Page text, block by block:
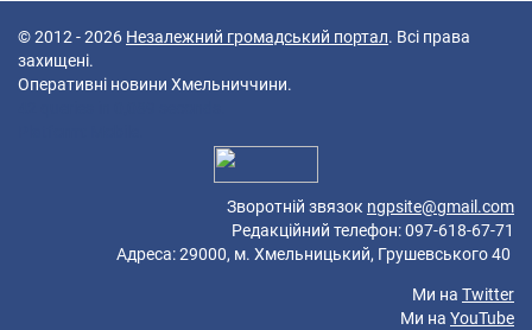
© 2012 - 2026 Незалежний громадський портал. Всі права
захищені.
Оперативні новини Хмельниччини.
Зворотній звязок ngpsite@gmail.com
Редакційний телефон: 097-618-67-71
Адреса: 29000, м. Хмельницький, Грушевського 40
Ми на Twitter
Ми на YouTube